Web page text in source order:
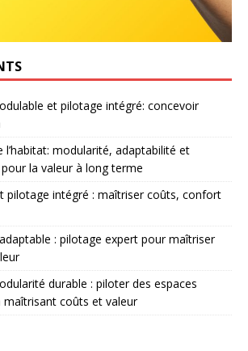
et pilotage intégré: concevoir
l’habitat: modularité, adaptabilité et
la valeur à long terme
pilotage intégré : maîtriser coûts, confort
: pilotage expert pour maîtriser
durable : piloter des espaces
coûts et valeur